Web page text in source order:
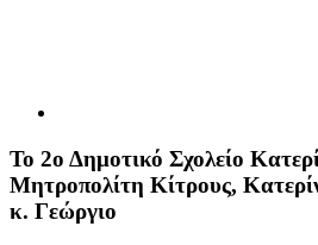
Το 2ο Δημοτικό Σχολείο
Μητροπολίτη Κίτρους,
κ. Γεώργιο